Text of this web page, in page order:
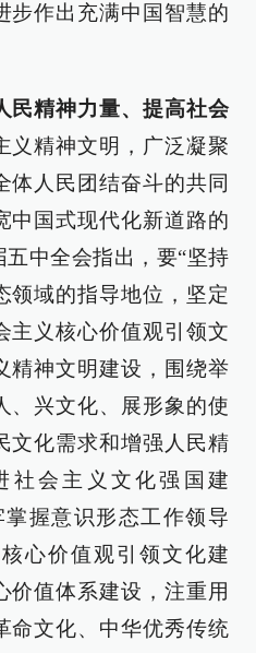
步作出充满中国智慧的
民精神力量、提高社会
义精神文明，广泛凝聚
体人民团结奋斗的共同
中国式现代化新道路的
中全会指出，要“坚持
领域的指导地位，坚定
主义核心价值观引领文
精神文明建设，围绕举
、兴文化、展形象的使
文化需求和增强人民精
社会主义文化强国建
握意识形态工作领导
心价值观引领文化建
价值体系建设，注重用
命文化、中华优秀传统